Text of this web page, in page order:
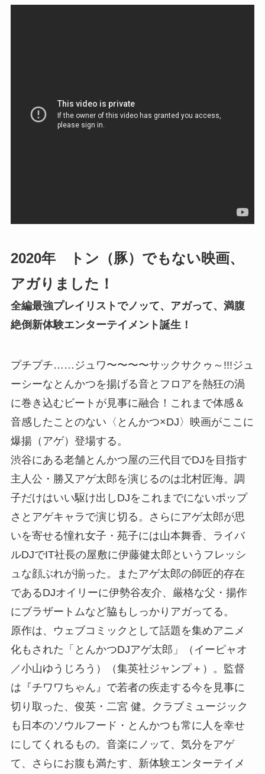
2020年 トン（豚）でもない映画、
アガりました！
全編最強プレイリストでノッて、アガって、満腹
絶倒新体験エンターテイメント誕生！
プチプチ……ジュワ〜〜〜〜サックサクゥ～!!!ジュ
ーシーなとんかつを揚げる音とフロアを熱狂の渦
に巻き込むビートが見事に融合！これまで体感＆
音感したことのない〈とんかつ×DJ〉映画がここに
爆揚（アゲ）登場する。
渋谷にある老舗とんかつ屋の三代目でDJを目指す
主人公・勝又アゲ太郎を演じるのは北村匠海。調
子だけはいい駆け出しDJをこれまでにないポップ
さとアゲキャラで演じ切る。さらにアゲ太郎が思
いを寄せる憧れ女子・苑子には山本舞香、ライバ
ルDJでIT社長の屋敷に伊藤健太郎というフレッシ
ュな顔ぶれが揃った。またアゲ太郎の師匠的存在
であるDJオイリーに伊勢谷友介、厳格な父・揚作
にブラザートムなど脇もしっかりアガってる。
原作は、ウェブコミックとして話題を集めアニメ
化もされた「とんかつDJアゲ太郎」（イーピャオ
／小山ゆうじろう）（集英社ジャンプ＋）。監督
は『チワワちゃん』で若者の疾走する今を見事に
切り取った、俊英・二宮 健。クラブミュージック
も日本のソウルフード・とんかつも常に人を幸せ
にしてくれるもの。音楽にノッて、気分をアゲ
て、さらにお腹も満たす、新体験エンターテイメ